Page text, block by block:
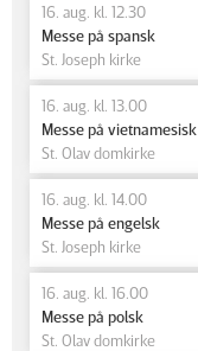
16. aug. kl. 12.30
Messe på spansk
St. Joseph kirke
16. aug. kl. 13.00
Messe på vietnamesisk
St. Olav domkirke
16. aug. kl. 14.00
Messe på engelsk
St. Joseph kirke
16. aug. kl. 16.00
Messe på polsk
St. Olav domkirke